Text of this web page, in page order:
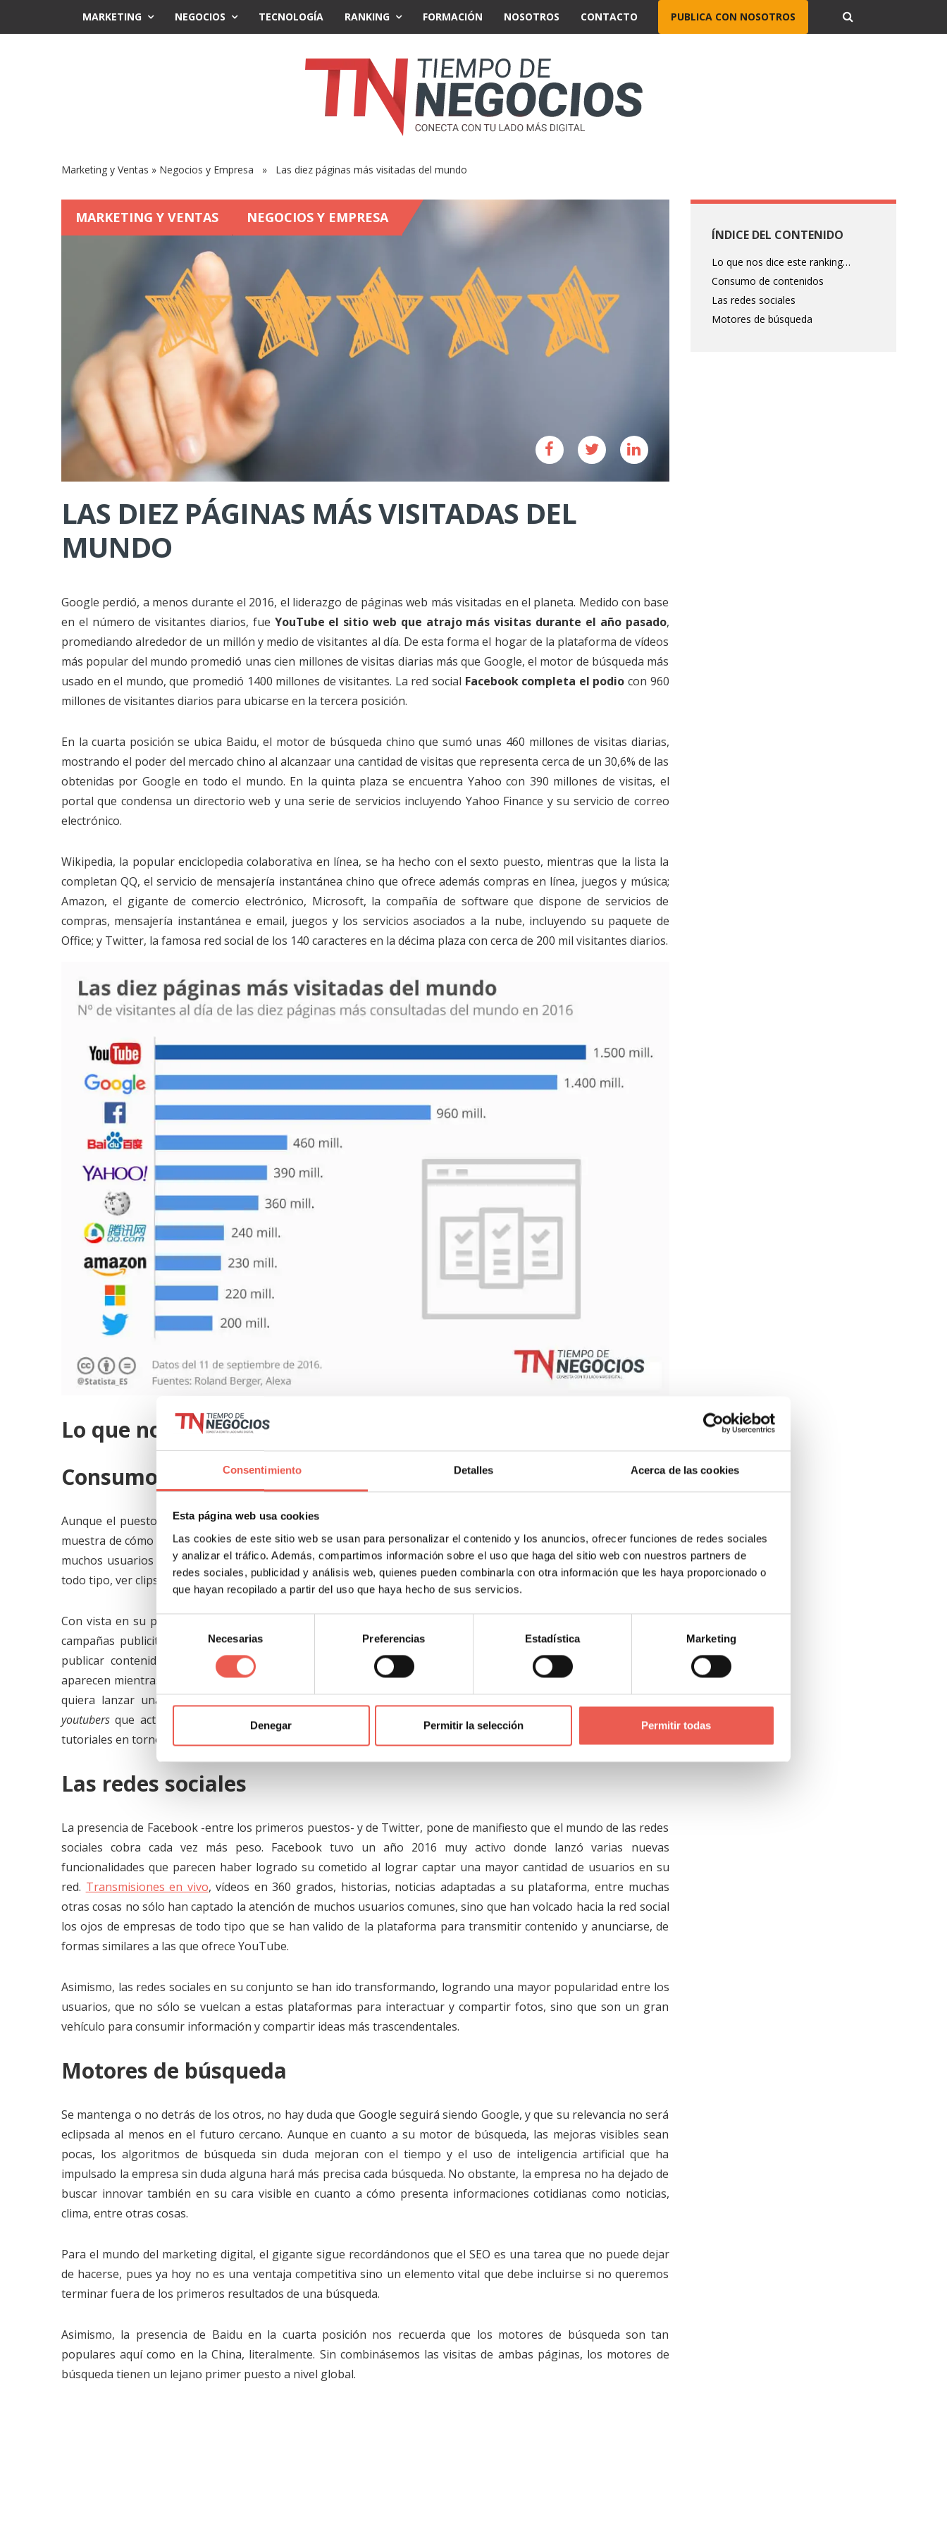
Consentimiento Detalles Acerca de las cookies
Esta página web usa cookies
Las cookies de este sitio web se usan para personalizar el contenido y los anuncios, ofrecer funciones de redes sociales
y analizar el tráfico. Además, compartimos información sobre el uso que haga del sitio web con nuestros partners de
redes sociales, publicidad y análisis web, quienes pueden combinarla con otra información que les haya proporcionado o
que hayan recopilado a partir del uso que haya hecho de sus servicios.
Selección
de
consentimiento
Necesarias Preferencias Estadística Marketing
Denegar Permitir la selección Permitir todas
MARKETING NEGOCIOS TECNOLOGÍA RANKING FORMACIÓN NOSOTROS CONTACTO PUBLICA CON NOSOTROS
Marketing y Ventas » Negocios y Empresa » Las diez páginas más visitadas del mundo
MARKETING Y VENTAS NEGOCIOS Y EMPRESA
LAS DIEZ PÁGINAS MÁS VISITADAS DEL
MUNDO
Google perdió, a menos durante el 2016, el liderazgo de páginas web más visitadas en el planeta. Medido con base
en el número de visitantes diarios, fue YouTube el sitio web que atrajo más visitas durante el año pasado,
promediando alrededor de un millón y medio de visitantes al día. De esta forma el hogar de la plataforma de vídeos
más popular del mundo promedió unas cien millones de visitas diarias más que Google, el motor de búsqueda más
usado en el mundo, que promedió 1400 millones de visitantes. La red social Facebook completa el podio con 960
millones de visitantes diarios para ubicarse en la tercera posición.
En la cuarta posición se ubica Baidu, el motor de búsqueda chino que sumó unas 460 millones de visitas diarias,
mostrando el poder del mercado chino al alcanzaar una cantidad de visitas que representa cerca de un 30,6% de las
obtenidas por Google en todo el mundo. En la quinta plaza se encuentra Yahoo con 390 millones de visitas, el
portal que condensa un directorio web y una serie de servicios incluyendo Yahoo Finance y su servicio de correo
electrónico.
Wikipedia, la popular enciclopedia colaborativa en línea, se ha hecho con el sexto puesto, mientras que la lista la
completan QQ, el servicio de mensajería instantánea chino que ofrece además compras en línea, juegos y música;
Amazon, el gigante de comercio electrónico, Microsoft, la compañía de software que dispone de servicios de
compras, mensajería instantánea e email, juegos y los servicios asociados a la nube, incluyendo su paquete de
Office; y Twitter, la famosa red social de los 140 caracteres en la décima plaza con cerca de 200 mil visitantes diarios.
Lo que nos dice este ranking…
Consumo de contenidos
Aunque el puesto de YouTube a la cabeza de este ranking pueda ser transitorio, sin duda su sitial da una clara
muestra de cómo los usuarios consumen contenido en línea. Los servicios de streaming de vídeos es utilizado por
muchos usuarios para escuchar música y ver vídeos musicales, ver noticias de actualidad, acceder a tutoriales de
todo tipo, ver clips de humor, entre muchas otras cosas.
Con vista en su penetración e intensivo uso, YouTube debe ser visto por muchas empresas como parte de sus
campañas publicitarias. En este sentido, las empresas no sólo deberían de crear canales por este medio para
publicar contenido publicitario, sino que desplegar anuncios publicitarios pagos en YouTube –de esos que
aparecen mientras los usuarios ven a cualquier vídeo en el portal- puede ser una muy buena idea para cualquiera
quiera lanzar una estrategia de marketing. Asimismo, el apoyar la creación de contenido, ya sea buscando
youtubers que actúen como influenciadores para promover el uso de una marca o fomentando la creación de
tutoriales en torno a los productos de una empresa, pueden generar resultados tangibles.
Las redes sociales
La presencia de Facebook -entre los primeros puestos- y de Twitter, pone de manifiesto que el mundo de las redes
sociales cobra cada vez más peso. Facebook tuvo un año 2016 muy activo donde lanzó varias nuevas
funcionalidades que parecen haber logrado su cometido al lograr captar una mayor cantidad de usuarios en su
red. Transmisiones en vivo, vídeos en 360 grados, historias, noticias adaptadas a su plataforma, entre muchas
otras cosas no sólo han captado la atención de muchos usuarios comunes, sino que han volcado hacia la red social
los ojos de empresas de todo tipo que se han valido de la plataforma para transmitir contenido y anunciarse, de
formas similares a las que ofrece YouTube.
Asimismo, las redes sociales en su conjunto se han ido transformando, logrando una mayor popularidad entre los
usuarios, que no sólo se vuelcan a estas plataformas para interactuar y compartir fotos, sino que son un gran
vehículo para consumir información y compartir ideas más trascendentales.
Motores de búsqueda
Se mantenga o no detrás de los otros, no hay duda que Google seguirá siendo Google, y que su relevancia no será
eclipsada al menos en el futuro cercano. Aunque en cuanto a su motor de búsqueda, las mejoras visibles sean
pocas, los algoritmos de búsqueda sin duda mejoran con el tiempo y el uso de inteligencia artificial que ha
impulsado la empresa sin duda alguna hará más precisa cada búsqueda. No obstante, la empresa no ha dejado de
buscar innovar también en su cara visible en cuanto a cómo presenta informaciones cotidianas como noticias,
clima, entre otras cosas.
Para el mundo del marketing digital, el gigante sigue recordándonos que el SEO es una tarea que no puede dejar
de hacerse, pues ya hoy no es una ventaja competitiva sino un elemento vital que debe incluirse si no queremos
terminar fuera de los primeros resultados de una búsqueda.
Asimismo, la presencia de Baidu en la cuarta posición nos recuerda que los motores de búsqueda son tan
populares aquí como en la China, literalmente. Sin combinásemos las visitas de ambas páginas, los motores de
búsqueda tienen un lejano primer puesto a nivel global.
ÍNDICE DEL CONTENIDO
Lo que nos dice este ranking…
Consumo de contenidos
Las redes sociales
Motores de búsqueda